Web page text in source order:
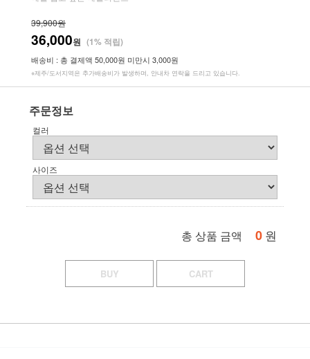
39,900원
36,000원 (1% 적립)
배송비 : 총 결제액 50,000원 미만시 3,000원
※제주/도서지역은 추가배송비가 발생하며, 안내차 연락을 드리고 있습니다.
주문정보
컬러
사이즈
총 상품 금액 0 원
BUY CART